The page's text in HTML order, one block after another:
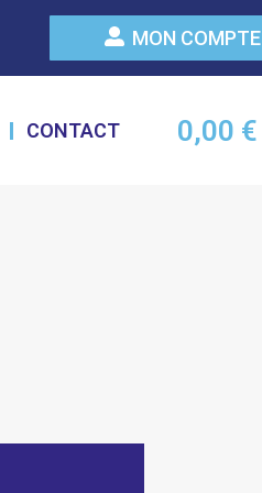
MON COMPTE
CONTACT 0,00 €